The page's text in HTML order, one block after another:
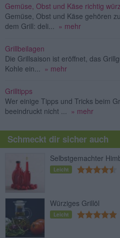
Gemüse, Obst und Käse richtig
Gemüse, Obst und Käse gehören
dem Grill: deli...
» mehr
Grillbeilagen
Die Grillsaison ist eröffnet, das
Kohle ein...
» mehr
Grilltipps
Wer einige Tipps und Tricks beim
beeindruckt nicht ...
» mehr
Schmeckt dir sicher auch
Selbstgemachter
Leicht
Würziges Grillöl
Leicht